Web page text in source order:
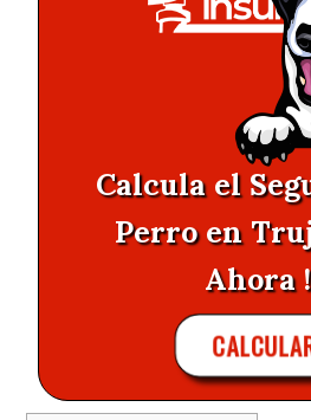
Calcula el
Perro en
Ahora